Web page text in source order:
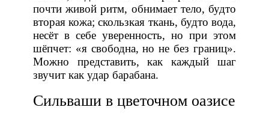
почти живой ритм, обнимает тело, будто
вторая кожа; скользкая ткань, будто вода,
несёт в себе уверенность, но при этом
шёпчет: «я свободна, но не без границ».
Можно представить, как каждый шаг
звучит как удар барабана.
Сильваши в цветочном оазисе